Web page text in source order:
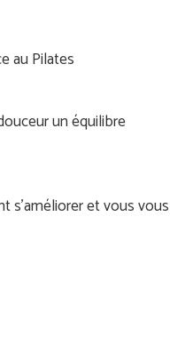
au Pilates
un équilibre
s'améliorer et vous vous